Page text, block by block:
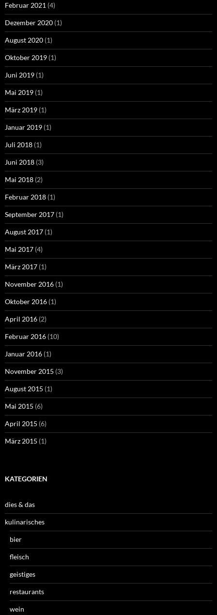
Februar 2021 (4)
Dezember 2020 (1)
August 2020 (1)
Oktober 2019 (1)
Juni 2019 (1)
Mai 2019 (1)
März 2019 (1)
Januar 2019 (1)
Juli 2018 (1)
Juni 2018 (3)
Mai 2018 (2)
Februar 2018 (1)
September 2017 (1)
August 2017 (1)
Mai 2017 (4)
März 2017 (1)
November 2016 (1)
Oktober 2016 (1)
April 2016 (2)
Februar 2016 (10)
Januar 2016 (1)
November 2015 (3)
August 2015 (1)
Mai 2015 (6)
April 2015 (6)
März 2015 (1)
KATEGORIEN
dies & das
kulinarisches
bier
fleisch
geistiges
restaurants
wein